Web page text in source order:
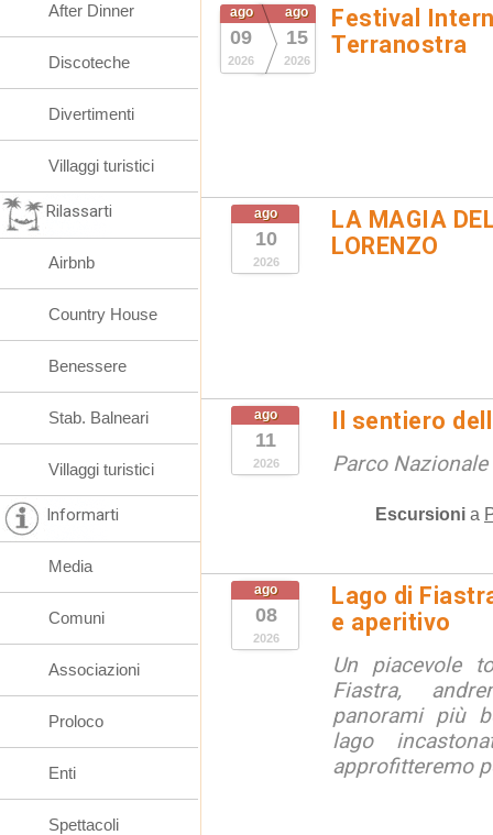
ago
09
2026
ago
15
2026
Festival
Terranostra
ago
10
2026
LA MAGIA
LORENZO
ago
11
2026
Il sentiero
Parco
Escursioni a
ago
08
2026
Lago di
e aperitivo
Un piacevole
Fiastra,
panorami più
lago
approfitteremo
After Dinner
Discoteche
Divertimenti
Villaggi turistici
Rilassarti
Airbnb
Country House
Benessere
Stab. Balneari
Villaggi turistici
Informarti
Media
Comuni
Associazioni
Proloco
Enti
Spettacoli